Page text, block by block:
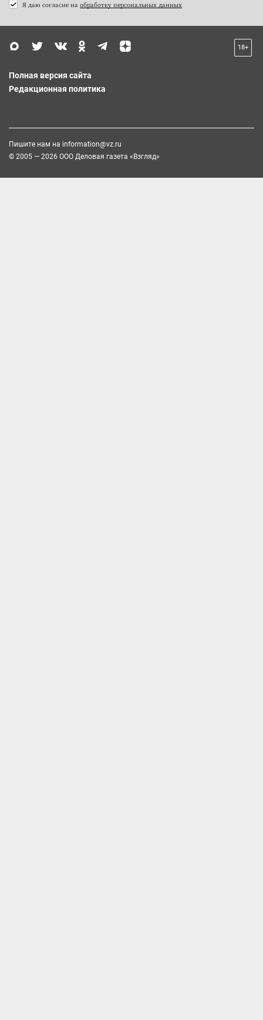
Я даю согласие на обработку персональных данных
18+
Полная версия сайта
Редакционная политика
Пишите нам на information@vz.ru
© 2005 — 2026 ООО Деловая газета «Взгляд»